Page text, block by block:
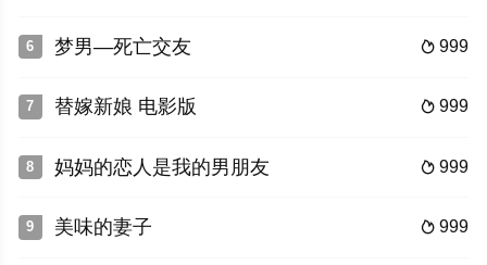
6  999
梦男—死亡交友
7  999
替嫁新娘 电影版
8  999
妈妈的恋人是我的男朋友
9  999
美味的妻子